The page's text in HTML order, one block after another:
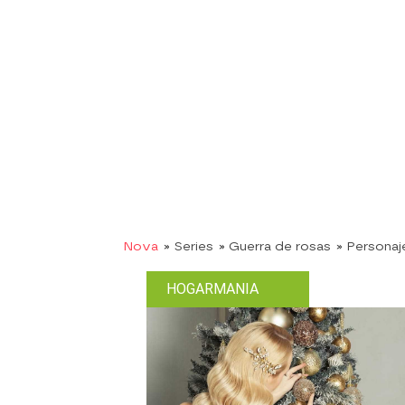
Nova » Series » Guerra de rosas »
HOGARMANIA